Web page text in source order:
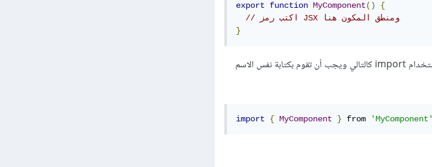
export function MyComponent()
{
// اكتب رمز JSX ومنطق المكون هنا
}
عند استخدام هذا النمط، قم باستيراد المكون في ملف آخر باستخدام import كالتالي ويجب أن تقوم بكتابة نفس الاسم
import { MyComponent } from 'MyComponent'